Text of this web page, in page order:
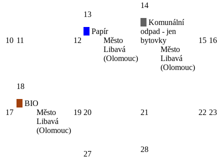
10 11 12
13
Papír
Město
Libavá
(Olomouc)
14
Komunální
odpad - jen
bytovky
Město
Libavá
(Olomouc)
15 16
17
18
BIO
Město
Libavá
(Olomouc)
19 20 21 22 23
27
28